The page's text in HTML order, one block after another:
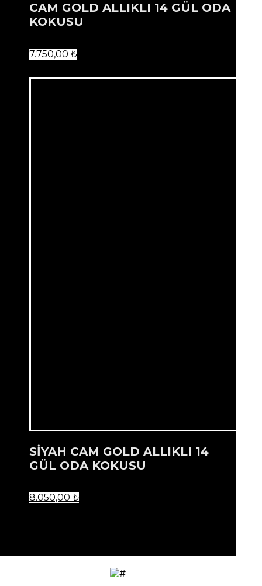
CAM GOLD ALLIKLI 14 GÜL ODA
KOKUSU
7.750,00 ₺
SİYAH CAM GOLD ALLIKLI 14
GÜL ODA KOKUSU
8.050,00 ₺